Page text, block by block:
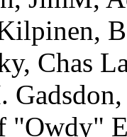
Chas
"Owdy"